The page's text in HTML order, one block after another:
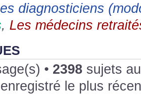
spams supprimés. Depuis
diffusent House, HD1 et
mais je suis pas sur
que l'on m'aide à trouver un
fait un arrêt cardiaque mais
diagnosticiens
, Les médecins
• 2398 sujets
enregistré le plus